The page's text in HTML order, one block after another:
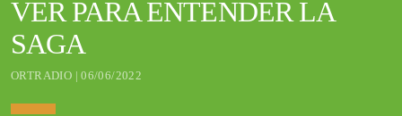
VER PARA ENTENDER LA
SAGA
ORTRADIO | 06/06/2022